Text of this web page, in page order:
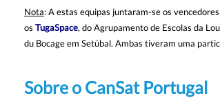
Nota: A estas equipas juntaram-se os
os TugaSpace, do Agrupamento de Escolas da
du Bocage em Setúbal. Ambas tiveram uma
Sobre o CanSat Portugal